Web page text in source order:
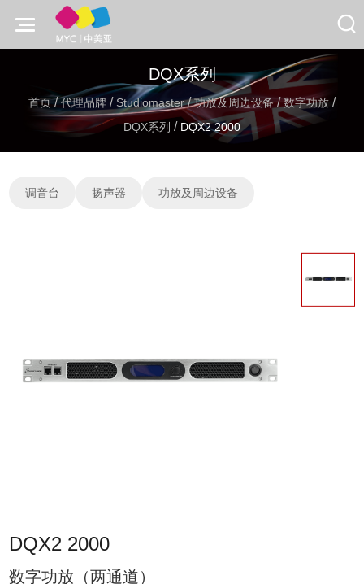
DQX系列
首页/代理品牌 / Studiomaster/功放及周边设备/数字功放 /
DQX系列 / DQX2 2000
调音台 扬声器 功放及周边设备
DQX2 2000
数字功放（两通道）